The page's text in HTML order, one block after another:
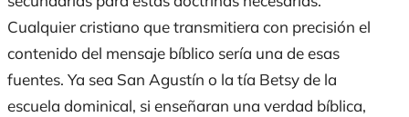
Cualquier cristiano que transmitiera con precisión el
contenido del mensaje bíblico sería una de esas
fuentes. Ya sea San Agustín o la tía Betsy de la
escuela dominical, si enseñaran una verdad bíblica,